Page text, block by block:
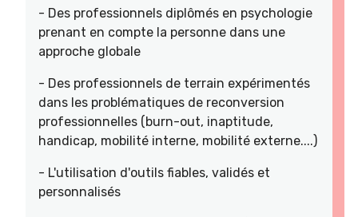
- Des professionnels diplômés en psychologie
prenant en compte la personne dans une
approche globale
- Des professionnels de terrain expérimentés
dans les problématiques de reconversion
professionnelles (burn-out, inaptitude,
handicap, mobilité interne, mobilité externe....)
- L'utilisation d'outils fiables, validés et
personnalisés